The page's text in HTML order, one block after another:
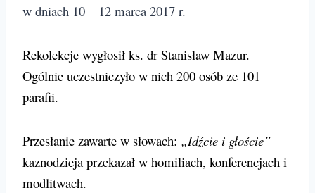
w dniach 10 – 12 marca 2017 r.
Rekolekcje wygłosił ks. dr Stanisław Mazur.
Ogólnie uczestniczyło w nich 200 osób ze 101
parafii.
Przesłanie zawarte w słowach: „Idźcie i głoście”
kaznodzieja przekazał w homiliach, konferencjach i
modlitwach.